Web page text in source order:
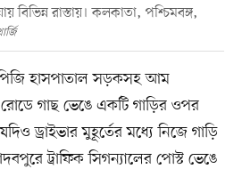
বিভিন্ন রাস্তায়। কলকাতা, পশ্চিমবঙ্গ,
হাসপাতাল সড়কসহ আম
রোডে গাছ ভেঙে একটি গাড়ির ওপর
ড্রাইভার মুহূর্তের মধ্যে নিজে গাড়ি
ট্রাফিক সিগন্যালের পোস্ট ভেঙে